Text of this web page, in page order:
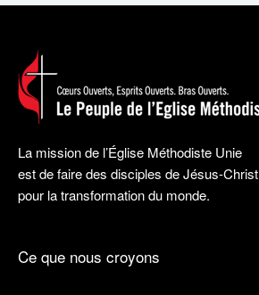
La mission de l’Église Méthodiste Unie
est de faire des disciples de Jésus-Christ
pour la transformation du monde.
Ce que nous croyons